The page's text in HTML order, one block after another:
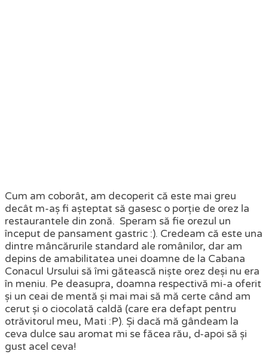
Cum am coborât, am decoperit că este mai greu
decât m-aș fi așteptat să gasesc o porție de orez la
restaurantele din zonă. Speram să fie orezul un
început de pansament gastric :). Credeam că este una
dintre mâncărurile standard ale românilor, dar am
depins de amabilitatea unei doamne de la Cabana
Conacul Ursului să îmi gătească niște orez deși nu era
în meniu. Pe deasupra, doamna respectivă mi-a oferit
și un ceai de mentă și mai mai să mă certe când am
cerut și o ciocolată caldă (care era defapt pentru
otrăvitorul meu, Mati :P). Și dacă mă gândeam la
ceva dulce sau aromat mi se făcea rău, d-apoi să și
gust acel ceva!